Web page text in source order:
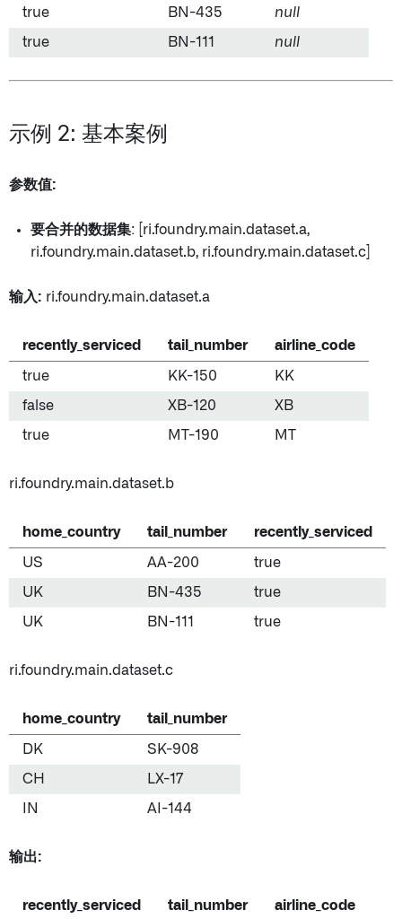
true BN-435 null
true BN-111 null
示例 2: 基本案例
参数值:
要合并的数据集: [ri.foundry.main.dataset.a,
ri.foundry.main.dataset.b, ri.foundry.main.dataset.c]
输入: ri.foundry.main.dataset.a
recently_serviced tail_number airline_code
true KK-150 KK
false XB-120 XB
true MT-190 MT
ri.foundry.main.dataset.b
home_country tail_number recently_serviced
US AA-200 true
UK BN-435 true
UK BN-111 true
ri.foundry.main.dataset.c
home_country tail_number
DK SK-908
CH LX-17
IN AI-144
输出:
recently_serviced tail_number airline_code